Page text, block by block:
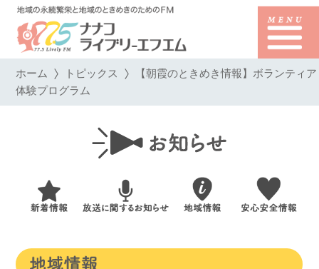
ホーム トピックス 【朝霞のときめき情報】ボランティア
体験プログラム